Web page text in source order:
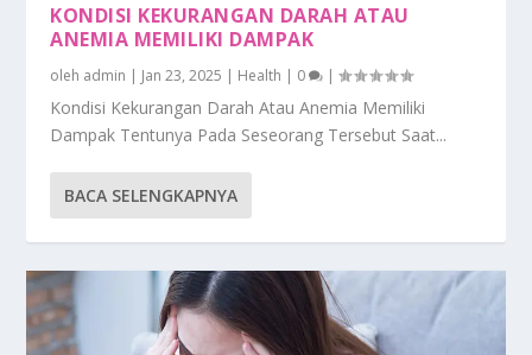
KONDISI KEKURANGAN DARAH ATAU
ANEMIA MEMILIKI DAMPAK
oleh admin | Jan 23, 2025 | Health | 0 |
Kondisi Kekurangan Darah Atau Anemia Memiliki
Dampak Tentunya Pada Seseorang Tersebut Saat...
BACA SELENGKAPNYA